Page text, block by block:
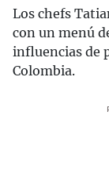
Los chefs
con un menú
influencias de
Colombia.